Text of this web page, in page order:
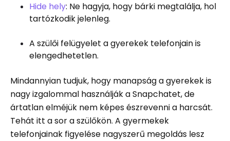
Hide hely: Ne hagyja, hogy bárki megtalálja, hol
tartózkodik jelenleg.
A szülői felügyelet a gyerekek telefonjain is
elengedhetetlen.
Mindannyian tudjuk, hogy manapság a gyerekek is
nagy izgalommal használják a Snapchatet, de
ártatlan elméjük nem képes észrevenni a harcsát.
Tehát itt a sor a szülőkön. A gyermekek
telefonjainak figyelése nagyszerű megoldás lesz